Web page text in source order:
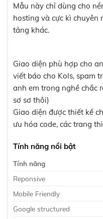
Mẫu này chỉ dùng cho
hosting và cực kì chuyên
tảng khác.
Giao diện phù hợp cho
viết báo cho Kols, spam
anh em trong nghề chắc
sơ sơ thôi)
Giao diện được thiết kế
ưu hóa code, các trang
Tính năng nổi bật
Tính năng
Reponsive
Mobile Friendly
Google structured